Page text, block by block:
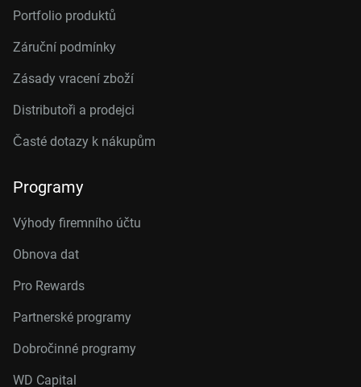
Portfolio produktů
Záruční podmínky
Zásady vracení zboží
Distributoři a prodejci
Časté dotazy k nákupům
Programy
Výhody firemního účtu
Obnova dat
Pro Rewards
Partnerské programy
Dobročinné programy
WD Capital